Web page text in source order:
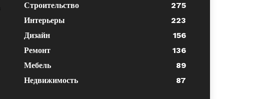
Строительство
275
Интерьеры
223
Дизайн
156
Ремонт
136
Мебель
89
Недвижимость
87